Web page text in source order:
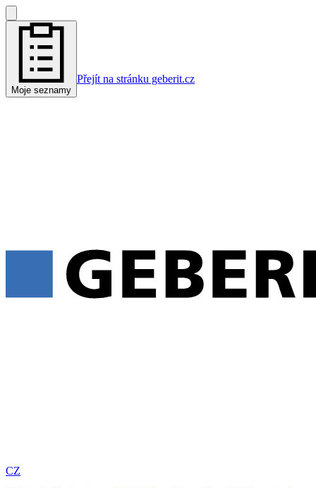
Moje seznamy
Přejít na stránku geberit.cz
CZ